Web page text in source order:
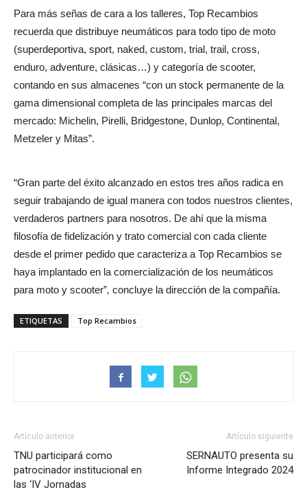
Para más señas de cara a los talleres, Top Recambios
recuerda que distribuye neumáticos para todo tipo de moto
(superdeportiva, sport, naked, custom, trial, trail, cross,
enduro, adventure, clásicas…) y categoría de scooter,
contando en sus almacenes “con un stock permanente de la
gama dimensional completa de las principales marcas del
mercado: Michelin, Pirelli, Bridgestone, Dunlop, Continental,
Metzeler y Mitas”.
“Gran parte del éxito alcanzado en estos tres años radica en
seguir trabajando de igual manera con todos nuestros clientes,
verdaderos partners para nosotros. De ahí que la misma
filosofía de fidelización y trato comercial con cada cliente
desde el primer pedido que caracteriza a Top Recambios se
haya implantado en la comercialización de los neumáticos
para moto y scooter”, concluye la dirección de la compañía.
ETIQUETAS Top Recambios
Artículo anterior
TNU participará como
patrocinador institucional en
las ‘IV Jornadas
Artículo siguiente
SERNAUTO presenta su
Informe Integrado 2024